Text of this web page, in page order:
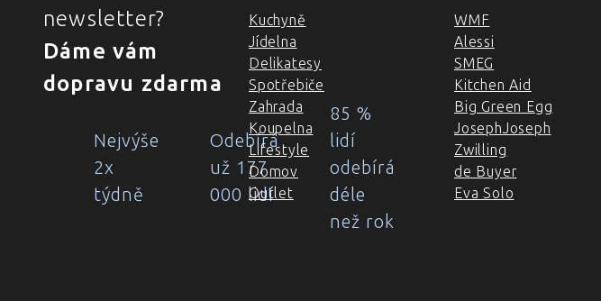
newsletter?
Dáme vám
dopravu zdarma
Nejvýše
2x
týdně
Odebírá
už 177
000 lidí
85 %
lidí
odebírá
déle
než rok
Kuchyně
Jídelna
Delikatesy
Spotřebiče
Zahrada
Koupelna
Lifestyle
Domov
Outlet
WMF
Alessi
SMEG
Kitchen Aid
Big Green Egg
JosephJoseph
Zwilling
de Buyer
Eva Solo